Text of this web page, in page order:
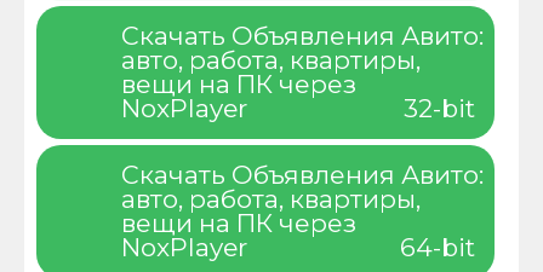
Скачать Объявления Авито:
авто, работа, квартиры,
вещи на ПК через
NoxPlayer
32-bit
Скачать Объявления Авито:
авто, работа, квартиры,
вещи на ПК через
NoxPlayer
64-bit